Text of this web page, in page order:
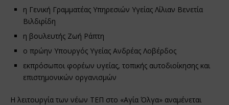
η Γενική Γραμματέας Υπηρεσιών Υγείας Λίλιαν Βενετία
Βιλδιρίδη
η βουλευτής Ζωή Ράπτη
ο πρώην Υπουργός Υγείας Ανδρέας Λοβέρδος
εκπρόσωποι φορέων υγείας, τοπικής αυτοδιοίκησης και
επιστημονικών οργανισμών
Η λειτουργία των νέων ΤΕΠ στο «Αγία Όλγα» αναμένεται